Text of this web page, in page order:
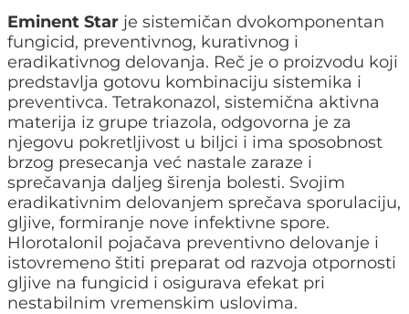
Eminent Star je sistemičan dvokomponentan
fungicid, preventivnog, kurativnog i
eradikativnog delovanja. Reč je o proizvodu koji
predstavlja gotovu kombinaciju sistemika i
preventivca. Tetrakonazol, sistemična aktivna
materija iz grupe triazola, odgovorna je za
njegovu pokretljivost u biljci i ima sposobnost
brzog presecanja već nastale zaraze i
sprečavanja daljeg širenja bolesti. Svojim
eradikativnim delovanjem sprečava sporulaciju,
gljive, formiranje nove infektivne spore.
Hlorotalonil pojačava preventivno delovanje i
istovremeno štiti preparat od razvoja otpornosti
gljive na fungicid i osigurava efekat pri
nestabilnim vremenskim uslovima.